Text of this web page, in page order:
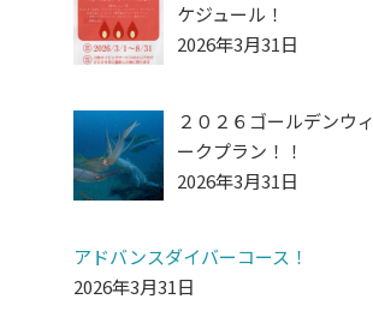
ケジュール！
2026年3月31日
２０２６ゴールデンウィ
ークプラン！！
2026年3月31日
アドバンスダイバーコース！
2026年3月31日